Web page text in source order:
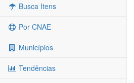
Busca Itens
Por CNAE
Municípios
Tendências